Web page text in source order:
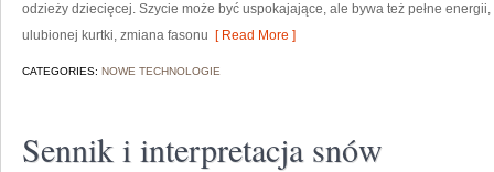
odzieży dziecięcej. Szycie może być uspokajające, ale bywa też pełne
ulubionej kurtki, zmiana fasonu [ Read More ]
CATEGORIES: NOWE TECHNOLOGIE
Sennik i interpretacja snów